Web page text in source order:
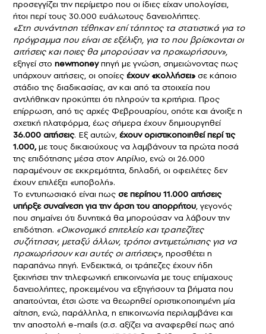
προσεγγίζει την περίμετρο που οι ίδιες είχαν υπολογίσει,
ήτοι περί τους 30.000 ευάλωτους δανειολήπτες.
«Στη συνάντηση τέθηκαν επί τάπητος τα στατιστικά για το
πρόγραμμα που είναι σε εξέλιξη, για το που βρίσκονται οι
αιτήσεις και ποιες θα μπορούσαν να προχωρήσουν»,
εξηγεί στο newmoneyπηγή με γνώση, σημειώνοντας πως
υπάρχουν αιτήσεις, οι οποίες έχουν «κολλήσει» σε κάποιο
στάδιο της διαδικασίας, αν και από τα στοιχεία που
αντλήθηκαν προκύπτει ότι πληρούν τα κριτήρια. Προς
επίρρωση, από τις αρχές Φεβρουαρίου, οπότε και άνοιξε η
σχετική πλατφόρμα, έως σήμερα έχουν δημιουργηθεί
36.000 αιτήσεις. Εξ αυτών, έχουν οριστικοποιηθεί περί τις
1.000,με τους δικαιούχους να λαμβάνουν τα πρώτα ποσά
της επιδότησης μέσα στον Απρίλιο, ενώ οι 26.000
παραμένουν σε εκκρεμότητα, δηλαδή, οι οφειλέτες δεν
έχουν επιλέξει «υποβολή».
Το εντυπωσιακό είναι πως σε περίπου 11.000 αιτήσεις
υπήρξε συναίνεση για την άρση του απορρήτου, γεγονός
που σημαίνει ότι δυνητικά θα μπορούσαν να λάβουν την
επιδότηση. «Οικονομικό επιτελείο και τραπεζίτες
συζήτησαν, μεταξύ άλλων, τρόποι αντιμετώπισης για να
προχωρήσουν και αυτές οι αιτήσεις», προσθέτει η
παραπάνω πηγή. Ενδεικτικά, οι τράπεζες έχουν ήδη
ξεκινήσει την τηλεφωνική επικοινωνία με τους επίμαχους
δανειολήπτες, προκειμένου να εξηγήσουν τα βήματα που
απαιτούνται, έτσι ώστε να θεωρηθεί οριστικοποιημένη μία
αίτηση, ενώ, παράλληλα, η επικοινωνία περιλαμβάνει και
την αποστολή e-mails (σ.σ. αξίζει να αναφερθεί πως από